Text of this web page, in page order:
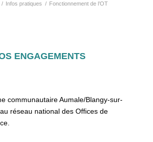
/ Infos pratiques / Fonctionnement de l’OT
ENGAGEMENTS
communautaire Aumale/Blangy-sur-
réseau national des Offices de